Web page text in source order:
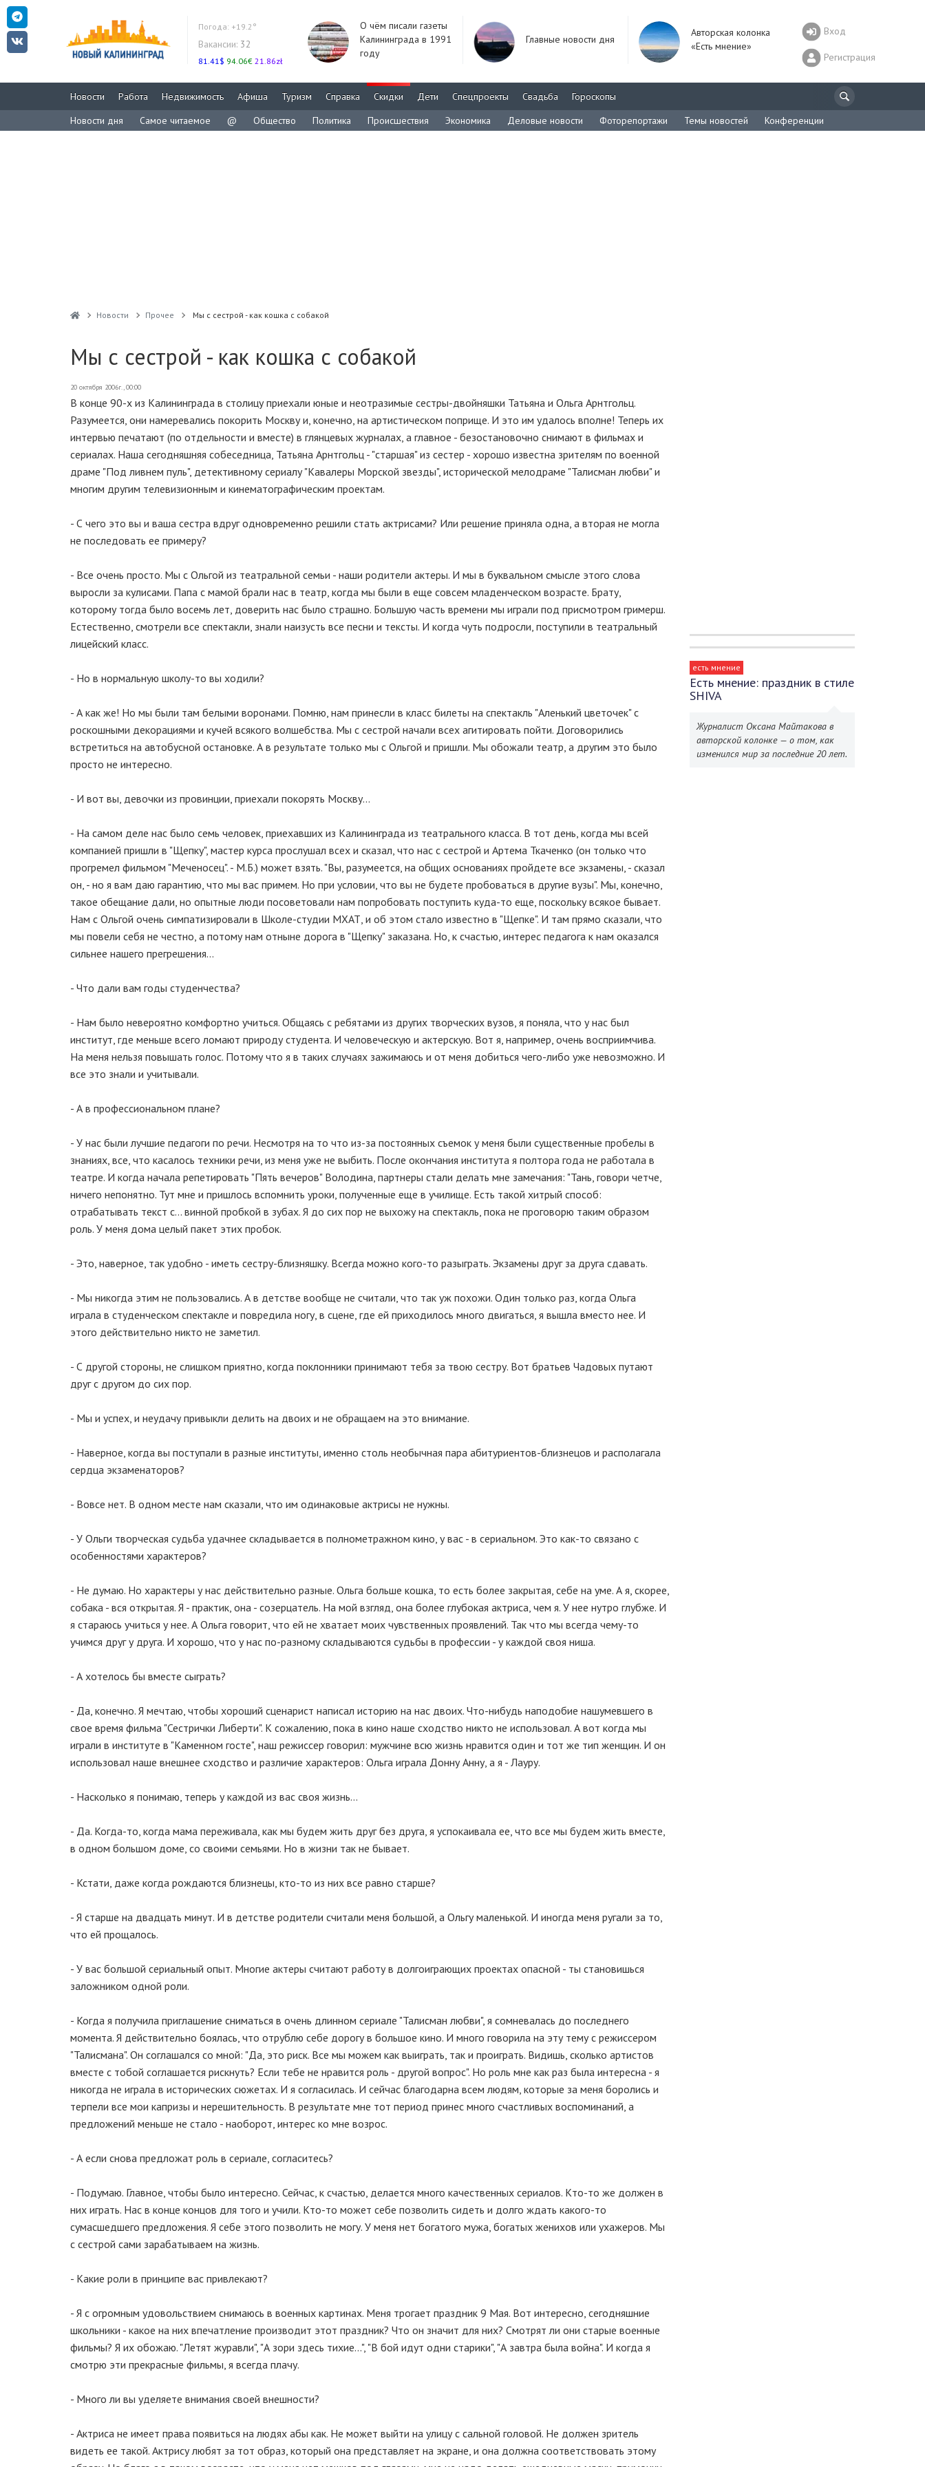
Погода: +19.2°
Вакансии: 32
81.41$ 94.06€ 21.86zł
О чём писали газеты
Калининграда в 1991
году
Главные новости дня
Авторская колонка
«Есть мнение»
Вход
Регистрация
Новости Работа Недвижимость Афиша Туризм Справка Скидки Дети Спецпроекты Свадьба
Гороскопы
Новости дня
Самое читаемое @ Общество Политика Происшествия Экономика Деловые новости Фоторепортажи Темы новостей Конференции
Новости Прочее Мы с сестрой - как кошка с собакой
Мы с сестрой - как кошка с собакой
20 октября 2006г., 00:00
В конце 90-х из Калининграда в столицу приехали юные и неотразимые сестры-двойняшки Татьяна и Ольга Арнтгольц.
Разумеется, они намеревались покорить Москву и, конечно, на артистическом поприще. И это им удалось вполне! Теперь их
интервью печатают (по отдельности и вместе) в глянцевых журналах, а главное - безостановочно снимают в фильмах и
сериалах. Наша сегодняшняя собеседница, Татьяна Арнтгольц - "старшая" из сестер - хорошо известна зрителям по военной
драме "Под ливнем пуль", детективному сериалу "Кавалеры Морской звезды", исторической мелодраме "Талисман любви" и
многим другим телевизионным и кинематографическим проектам.
- С чего это вы и ваша сестра вдруг одновременно решили стать актрисами? Или решение приняла одна, а вторая не могла
не последовать ее примеру?
- Все очень просто. Мы с Ольгой из театральной семьи - наши родители актеры. И мы в буквальном смысле этого слова
выросли за кулисами. Папа с мамой брали нас в театр, когда мы были в еще совсем младенческом возрасте. Брату,
которому тогда было восемь лет, доверить нас было страшно. Большую часть времени мы играли под присмотром гримерш.
Естественно, смотрели все спектакли, знали наизусть все песни и тексты. И когда чуть подросли, поступили в театральный
лицейский класс.
- Но в нормальную школу-то вы ходили?
- А как же! Но мы были там белыми воронами. Помню, нам принесли в класс билеты на спектакль "Аленький цветочек" с
роскошными декорациями и кучей всякого волшебства. Мы с сестрой начали всех агитировать пойти. Договорились
встретиться на автобусной остановке. А в результате только мы с Ольгой и пришли. Мы обожали театр, а другим это было
просто не интересно.
- И вот вы, девочки из провинции, приехали покорять Москву...
- На самом деле нас было семь человек, приехавших из Калининграда из театрального класса. В тот день, когда мы всей
компанией пришли в "Щепку", мастер курса прослушал всех и сказал, что нас с сестрой и Артема Ткаченко (он только что
прогремел фильмом "Меченосец". - М.Б.) может взять. "Вы, разумеется, на общих основаниях пройдете все экзамены, - сказал
он, - но я вам даю гарантию, что мы вас примем. Но при условии, что вы не будете пробоваться в другие вузы". Мы, конечно,
такое обещание дали, но опытные люди посоветовали нам попробовать поступить куда-то еще, поскольку всякое бывает.
Нам с Ольгой очень симпатизировали в Школе-студии МХАТ, и об этом стало известно в "Щепке". И там прямо сказали, что
мы повели себя не честно, а потому нам отныне дорога в "Щепку" заказана. Но, к счастью, интерес педагога к нам оказался
сильнее нашего прегрешения...
- Что дали вам годы студенчества?
- Нам было невероятно комфортно учиться. Общаясь с ребятами из других творческих вузов, я поняла, что у нас был
институт, где меньше всего ломают природу студента. И человеческую и актерскую. Вот я, например, очень восприимчива.
На меня нельзя повышать голос. Потому что я в таких случаях зажимаюсь и от меня добиться чего-либо уже невозможно. И
все это знали и учитывали.
- А в профессиональном плане?
- У нас были лучшие педагоги по речи. Несмотря на то что из-за постоянных съемок у меня были существенные пробелы в
знаниях, все, что касалось техники речи, из меня уже не выбить. После окончания института я полтора года не работала в
театре. И когда начала репетировать "Пять вечеров" Володина, партнеры стали делать мне замечания: "Тань, говори четче,
ничего непонятно. Тут мне и пришлось вспомнить уроки, полученные еще в училище. Есть такой хитрый способ:
отрабатывать текст с... винной пробкой в зубах. Я до сих пор не выхожу на спектакль, пока не проговорю таким образом
роль. У меня дома целый пакет этих пробок.
- Это, наверное, так удобно - иметь сестру-близняшку. Всегда можно кого-то разыграть. Экзамены друг за друга сдавать.
- Мы никогда этим не пользовались. А в детстве вообще не считали, что так уж похожи. Один только раз, когда Ольга
играла в студенческом спектакле и повредила ногу, в сцене, где ей приходилось много двигаться, я вышла вместо нее. И
этого действительно никто не заметил.
- С другой стороны, не слишком приятно, когда поклонники принимают тебя за твою сестру. Вот братьев Чадовых путают
друг с другом до сих пор.
- Мы и успех, и неудачу привыкли делить на двоих и не обращаем на это внимание.
- Наверное, когда вы поступали в разные институты, именно столь необычная пара абитуриентов-близнецов и располагала
сердца экзаменаторов?
- Вовсе нет. В одном месте нам сказали, что им одинаковые актрисы не нужны.
- У Ольги творческая судьба удачнее складывается в полнометражном кино, у вас - в сериальном. Это как-то связано с
особенностями характеров?
- Не думаю. Но характеры у нас действительно разные. Ольга больше кошка, то есть более закрытая, себе на уме. А я, скорее,
собака - вся открытая. Я - практик, она - созерцатель. На мой взгляд, она более глубокая актриса, чем я. У нее нутро глубже. И
я стараюсь учиться у нее. А Ольга говорит, что ей не хватает моих чувственных проявлений. Так что мы всегда чему-то
учимся друг у друга. И хорошо, что у нас по-разному складываются судьбы в профессии - у каждой своя ниша.
- А хотелось бы вместе сыграть?
- Да, конечно. Я мечтаю, чтобы хороший сценарист написал историю на нас двоих. Что-нибудь наподобие нашумевшего в
свое время фильма "Сестрички Либерти". К сожалению, пока в кино наше сходство никто не использовал. А вот когда мы
играли в институте в "Каменном госте", наш режиссер говорил: мужчине всю жизнь нравится один и тот же тип женщин. И он
использовал наше внешнее сходство и различие характеров: Ольга играла Донну Анну, а я - Лауру.
- Насколько я понимаю, теперь у каждой из вас своя жизнь...
- Да. Когда-то, когда мама переживала, как мы будем жить друг без друга, я успокаивала ее, что все мы будем жить вместе,
в одном большом доме, со своими семьями. Но в жизни так не бывает.
- Кстати, даже когда рождаются близнецы, кто-то из них все равно старше?
- Я старше на двадцать минут. И в детстве родители считали меня большой, а Ольгу маленькой. И иногда меня ругали за то,
что ей прощалось.
- У вас большой сериальный опыт. Многие актеры считают работу в долгоиграющих проектах опасной - ты становишься
заложником одной роли.
- Когда я получила приглашение сниматься в очень длинном сериале "Талисман любви", я сомневалась до последнего
момента. Я действительно боялась, что отрублю себе дорогу в большое кино. И много говорила на эту тему с режиссером
"Талисмана". Он соглашался со мной: "Да, это риск. Все мы можем как выиграть, так и проиграть. Видишь, сколько артистов
вместе с тобой соглашается рискнуть? Если тебе не нравится роль - другой вопрос". Но роль мне как раз была интересна - я
никогда не играла в исторических сюжетах. И я согласилась. И сейчас благодарна всем людям, которые за меня боролись и
терпели все мои капризы и нерешительность. В результате мне тот период принес много счастливых воспоминаний, а
предложений меньше не стало - наоборот, интерес ко мне возрос.
- А если снова предложат роль в сериале, согласитесь?
- Подумаю. Главное, чтобы было интересно. Сейчас, к счастью, делается много качественных сериалов. Кто-то же должен в
них играть. Нас в конце концов для того и учили. Кто-то может себе позволить сидеть и долго ждать какого-то
сумасшедшего предложения. Я себе этого позволить не могу. У меня нет богатого мужа, богатых женихов или ухажеров. Мы
с сестрой сами зарабатываем на жизнь.
- Какие роли в принципе вас привлекают?
- Я с огромным удовольствием снимаюсь в военных картинах. Меня трогает праздник 9 Мая. Вот интересно, сегодняшние
школьники - какое на них впечатление производит этот праздник? Что он значит для них? Смотрят ли они старые военные
фильмы? Я их обожаю. "Летят журавли", "А зори здесь тихие...", "В бой идут одни старики", "А завтра была война". И когда я
смотрю эти прекрасные фильмы, я всегда плачу.
- Много ли вы уделяете внимания своей внешности?
- Актриса не имеет права появиться на людях абы как. Не может выйти на улицу с сальной головой. Не должен зритель
видеть ее такой. Актрису любят за тот образ, который она представляет на экране, и она должна соответствовать этому
есть мнение
Есть мнение: праздник в стиле
SHIVA
Журналист Оксана Майтакова в
авторской колонке — о том, как
изменился мир за последние 20 лет.